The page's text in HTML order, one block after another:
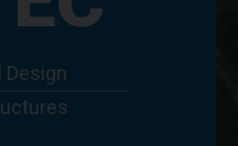
Design